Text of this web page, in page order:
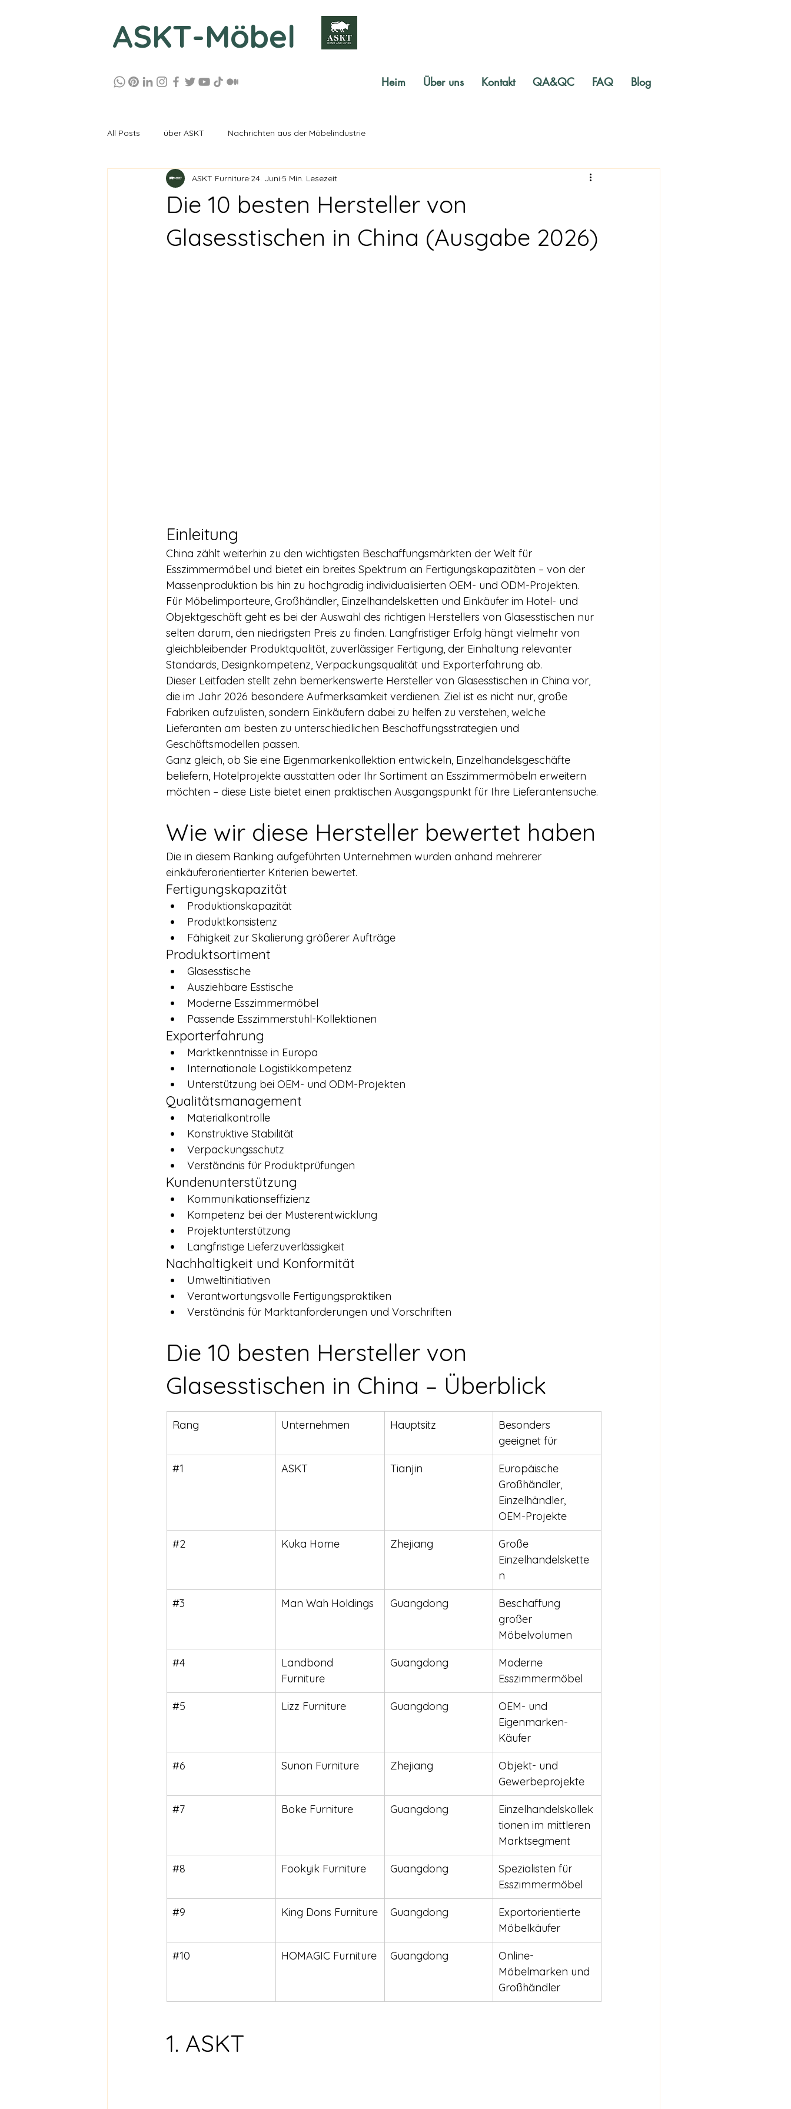
ASKT-Möbel
Heim Über uns Kontakt QA&QC FAQ Blog
All Posts über ASKT Nachrichten aus der Möbelindustrie
Die 10 besten Hersteller von
Glasesstischen in China (Ausgabe 2026)
ASKT Furniture 24. Juni 5 Min. Lesezeit
Einleitung
China zählt weiterhin zu den wichtigsten Beschaffungsmärkten der Welt für
Esszimmermöbel und bietet ein breites Spektrum an Fertigungskapazitäten – von der
Massenproduktion bis hin zu hochgradig individualisierten OEM- und ODM-Projekten.
Für Möbelimporteure, Großhändler, Einzelhandelsketten und Einkäufer im Hotel- und
Objektgeschäft geht es bei der Auswahl des richtigen Herstellers von Glasesstischen nur
selten darum, den niedrigsten Preis zu finden. Langfristiger Erfolg hängt vielmehr von
gleichbleibender Produktqualität, zuverlässiger Fertigung, der Einhaltung relevanter
Standards, Designkompetenz, Verpackungsqualität und Exporterfahrung ab.
Dieser Leitfaden stellt zehn bemerkenswerte Hersteller von Glasesstischen in China vor,
die im Jahr 2026 besondere Aufmerksamkeit verdienen. Ziel ist es nicht nur, große
Fabriken aufzulisten, sondern Einkäufern dabei zu helfen zu verstehen, welche
Lieferanten am besten zu unterschiedlichen Beschaffungsstrategien und
Geschäftsmodellen passen.
Ganz gleich, ob Sie eine Eigenmarkenkollektion entwickeln, Einzelhandelsgeschäfte
beliefern, Hotelprojekte ausstatten oder Ihr Sortiment an Esszimmermöbeln erweitern
möchten – diese Liste bietet einen praktischen Ausgangspunkt für Ihre Lieferantensuche.
Wie wir diese Hersteller bewertet haben
Die in diesem Ranking aufgeführten Unternehmen wurden anhand mehrerer
einkäuferorientierter Kriterien bewertet.
Fertigungskapazität
Produktionskapazität
Produktkonsistenz
Fähigkeit zur Skalierung größerer Aufträge
Produktsortiment
Glasesstische
Ausziehbare Esstische
Moderne Esszimmermöbel
Passende Esszimmerstuhl-Kollektionen
Exporterfahrung
Marktkenntnisse in Europa
Internationale Logistikkompetenz
Unterstützung bei OEM- und ODM-Projekten
Qualitätsmanagement
Materialkontrolle
Konstruktive Stabilität
Verpackungsschutz
Verständnis für Produktprüfungen
Kundenunterstützung
Kommunikationseffizienz
Kompetenz bei der Musterentwicklung
Projektunterstützung
Langfristige Lieferzuverlässigkeit
Nachhaltigkeit und Konformität
Umweltinitiativen
Verantwortungsvolle Fertigungspraktiken
Verständnis für Marktanforderungen und Vorschriften
Die 10 besten Hersteller von
Glasesstischen in China – Überblick
Rang Unternehmen Hauptsitz
Besonders
geeignet für
#1 ASKT Tianjin
Europäische
Großhändler,
Einzelhändler,
OEM-Projekte
#2 Kuka Home Zhejiang
Große
Einzelhandelskette
n
#3 Man Wah Holdings Guangdong
Beschaffung
großer
Möbelvolumen
#4
Landbond
Furniture
Guangdong
Moderne
Esszimmermöbel
#5 Lizz Furniture Guangdong
OEM- und
Eigenmarken-
Käufer
#6 Sunon Furniture Zhejiang
Objekt- und
Gewerbeprojekte
#7 Boke Furniture Guangdong
Einzelhandelskollek
tionen im mittleren
Marktsegment
#8 Fookyik Furniture Guangdong
Spezialisten für
Esszimmermöbel
#9 King Dons Furniture Guangdong
Exportorientierte
Möbelkäufer
#10 HOMAGIC Furniture Guangdong
Online-
Möbelmarken und
Großhändler
1. ASKT